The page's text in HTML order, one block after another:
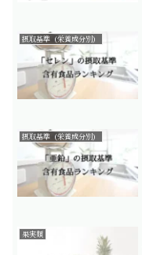
摂取基準（栄養成分別）
摂取基準（栄養成分別）
果実類